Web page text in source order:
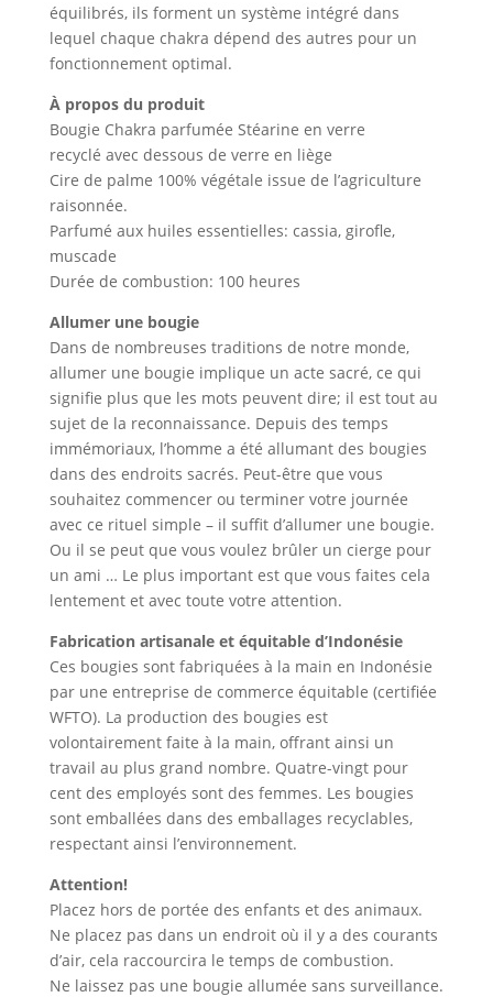
équilibrés, ils forment un système intégré dans
lequel chaque chakra dépend des autres pour un
fonctionnement optimal.
À propos du produit
Bougie Chakra parfumée Stéarine en verre
recyclé avec dessous de verre en liège
Cire de palme 100% végétale issue de l’agriculture
raisonnée.
Parfumé aux huiles essentielles: cassia, girofle,
muscade
Durée de combustion: 100 heures
Allumer une bougie
Dans de nombreuses traditions de notre monde,
allumer une bougie implique un acte sacré, ce qui
signifie plus que les mots peuvent dire; il est tout au
sujet de la reconnaissance. Depuis des temps
immémoriaux, l’homme a été allumant des bougies
dans des endroits sacrés. Peut-être que vous
souhaitez commencer ou terminer votre journée
avec ce rituel simple – il suffit d’allumer une bougie.
Ou il se peut que vous voulez brûler un cierge pour
un ami … Le plus important est que vous faites cela
lentement et avec toute votre attention.
Fabrication artisanale et équitable d’Indonésie
Ces bougies sont fabriquées à la main en Indonésie
par une entreprise de commerce équitable (certifiée
WFTO). La production des bougies est
volontairement faite à la main, offrant ainsi un
travail au plus grand nombre. Quatre-vingt pour
cent des employés sont des femmes. Les bougies
sont emballées dans des emballages recyclables,
respectant ainsi l’environnement.
Attention!
Placez hors de portée des enfants et des animaux.
Ne placez pas dans un endroit où il y a des courants
d’air, cela raccourcira le temps de combustion.
Ne laissez pas une bougie allumée sans surveillance.